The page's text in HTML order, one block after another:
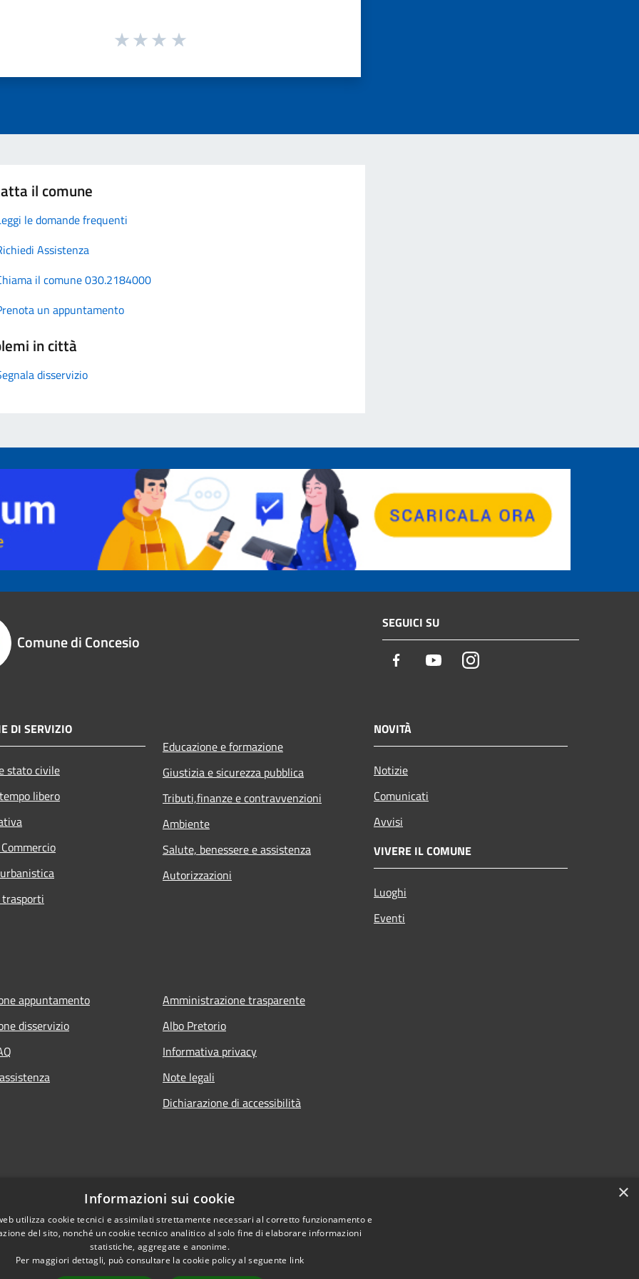
il comune
le domande frequenti
Assistenza
il comune 030.2184000
un appuntamento
in città
disservizio
Comune di Concesio
SEGUICI SU
Facebook YoutubeInstagram
DI SERVIZIO
stato civile
libero
Educazione e formazione
Giustizia e sicurezza pubblica
Tributi,finanze e contravvenzioni
Ambiente
Salute, benessere e assistenza
Autorizzazioni
NOVITÀ
Notizie
Comunicati
Avvisi
VIVERE IL COMUNE
Luoghi
Eventi
appuntamento
disservizio
Amministrazione trasparente
Albo Pretorio
Informativa privacy
Note legali
Dichiarazione di accessibilità
×
Informazioni sui cookie
utilizza cookie tecnici e assimilati strettamente necessari al corretto funzionamento e
del sito, nonché un cookie tecnico analitico al solo fine di elaborare informazioni
statistiche, aggregate e anonime.
Per maggiori dettagli, può consultare la cookie policy al seguente link